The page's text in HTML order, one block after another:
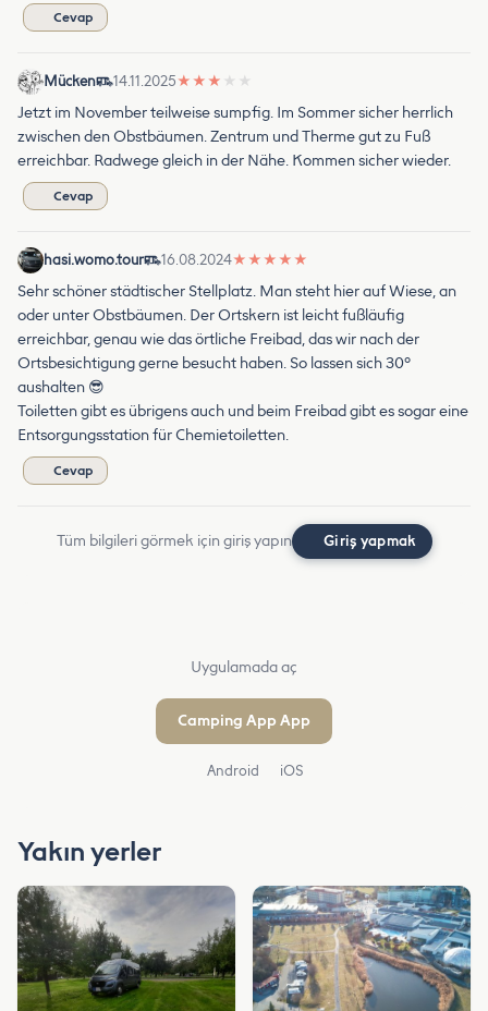
Cevap
Mücken 14.11.2025★ ★ ★ ★ ★
Jetzt im November teilweise sumpfig. Im Sommer sicher herrlich
zwischen den Obstbäumen. Zentrum und Therme gut zu Fuß
erreichbar. Radwege gleich in der Nähe. Kommen sicher wieder.
Cevap
hasi.womo.tour 16.08.2024★ ★ ★ ★ ★
Sehr schöner städtischer Stellplatz. Man steht hier auf Wiese, an
oder unter Obstbäumen. Der Ortskern ist leicht fußläufig
erreichbar, genau wie das örtliche Freibad, das wir nach der
Ortsbesichtigung gerne besucht haben. So lassen sich 30°
aushalten 😎
Toiletten gibt es übrigens auch und beim Freibad gibt es sogar eine
Entsorgungsstation für Chemietoiletten.
Cevap
Tüm bilgileri görmek için giriş yapın Giriş yapmak
Uygulamada aç
Camping App App
Android iOS
Yakın yerler